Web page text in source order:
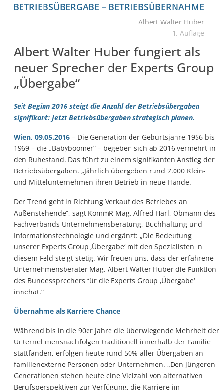
BETRIEBS­ÜBERGABE – BETRIEBS­ÜBERNAHME
Albert Walter Huber
1. Auflage
Albert Walter Huber fungiert als
neuer Sprecher der Experts Group
„Übergabe“
Seit Beginn 2016 steigt die Anzahl der Betriebsübergaben
signifikant: Jetzt Betriebsübergaben strategisch planen.
Wien, 09.05.2016 – Die Generation der Geburtsjahre 1956 bis
1969 – die „Babyboomer“ – begeben sich ab 2016 vermehrt in
den Ruhestand. Das führt zu einem signifikanten Anstieg der
Betriebsübergaben. „Jährlich übergeben rund 7.000 Klein-
und Mittelunternehmen ihren Betrieb in neue Hände.
Der Trend geht in Richtung Verkauf des Betriebes an
Außenstehende“, sagt KommR Mag. Alfred Harl, Obmann des
Fachverbands Unternehmensberatung, Buchhaltung und
Informationstechnologie und ergänzt: „Die Bedeutung
unserer Experts Group ‚Übergabe‘ mit den Spezialisten in
diesem Feld steigt stetig. Wir freuen uns, dass der erfahrene
Unternehmensberater Mag. Albert Walter Huber die Funktion
des Bundessprechers für die Experts Group ‚Übergabe‘
innehat.“
Übernahme als Karriere Chance
Während bis in die 90er Jahre die überwiegende Mehrheit der
Unternehmensnachfolgen traditionell innerhalb der Familie
stattfanden, erfolgen heute rund 50% aller Übergaben an
familienexterne Personen oder Unternehmen. „Den jüngeren
Generationen stehen heute eine Vielzahl von alternativen
Berufsperspektiven zur Verfügung, die Karriere im